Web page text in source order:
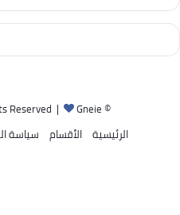
© Copyright 2026, All Rights Reserved |
Gneie
الرئيسية الأقسام سياسة